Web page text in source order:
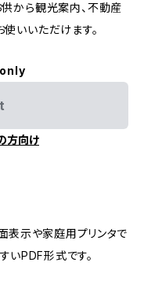
から観光案内、不動産
いいただけます。
方向け
表示や家庭用プリンタで
いPDF形式です。